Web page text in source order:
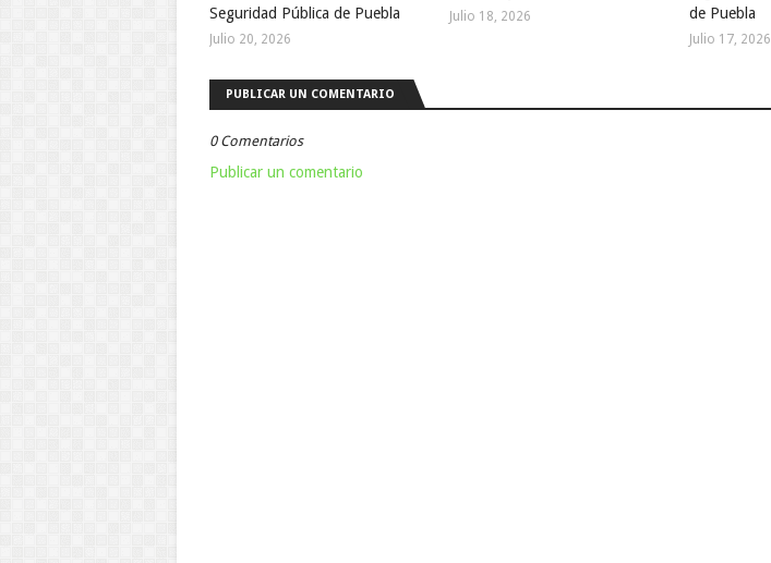
Seguridad Pública de Puebla
Julio 20, 2026
Julio 18, 2026
de Puebla
Julio 17, 2026
PUBLICAR UN COMENTARIO
0 Comentarios
Publicar un comentario